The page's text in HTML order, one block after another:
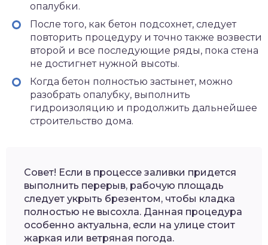
опалубки.
После того, как бетон подсохнет, следует
повторить процедуру и точно также возвести
второй и все последующие ряды, пока стена
не достигнет нужной высоты.
Когда бетон полностью застынет, можно
разобрать опалубку, выполнить
гидроизоляцию и продолжить дальнейшее
строительство дома.
Совет! Если в процессе заливки придется
выполнить перерыв, рабочую площадь
следует укрыть брезентом, чтобы кладка
полностью не высохла. Данная процедура
особенно актуальна, если на улице стоит
жаркая или ветряная погода.